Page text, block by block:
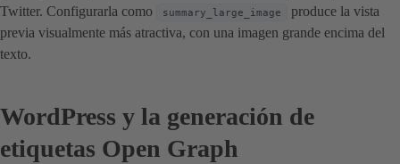
Twitter. Configurarla como
summary_large_image
produce la vista
previa visualmente más atractiva, con una imagen grande encima del
texto.
WordPress y la generación de
etiquetas Open Graph